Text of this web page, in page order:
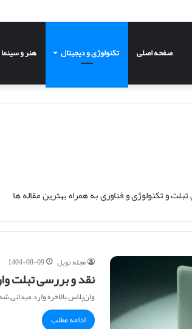
صفحه اصلی تکنولوژی و دیجیتال هنر و سینما
و تکنولوژی و فناوری به همراه بهترین مقاله‌ ها
مجله نوبل 1404-08-09
نقد و بررسی تبلت
وان‌پلاس بالاخره وارد
ادامه مطلب